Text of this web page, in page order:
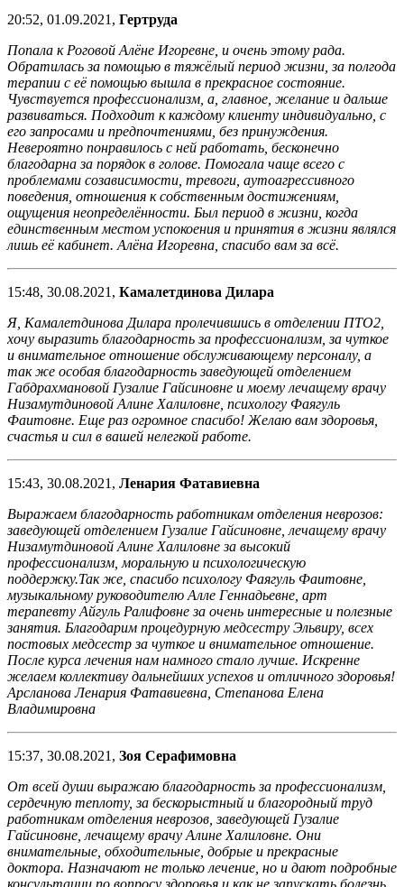
20:52, 01.09.2021, Гертруда
Попала к Роговой Алёне Игоревне, и очень этому рада.
Обратилась за помощью в тяжёлый период жизни, за полгода
терапии с её помощью вышла в прекрасное состояние.
Чувствуется профессионализм, а, главное, желание и дальше
развиваться. Подходит к каждому клиенту индивидуально, с
его запросами и предпочтениями, без принуждения.
Невероятно понравилось с ней работать, бесконечно
благодарна за порядок в голове. Помогала чаще всего с
проблемами созависимости, тревоги, аутоагрессивного
поведения, отношения к собственным достижениям,
ощущения неопределённости. Был период в жизни, когда
единственным местом успокоения и принятия в жизни являлся
лишь её кабинет. Алёна Игоревна, спасибо вам за всё.
15:48, 30.08.2021, Камалетдинова Дилара
Я, Камалетдинова Дилара пролечившись в отделении ПТО2,
хочу выразить благодарность за профессионализм, за чуткое
и внимательное отношение обслуживающему персоналу, а
так же особая благодарность заведующей отделением
Габдрахмановой Гузалие Гайсиновне и моему лечащему врачу
Низамутдиновой Алине Халиловне, психологу Фаягуль
Фаитовне. Еще раз огромное спасибо! Желаю вам здоровья,
счастья и сил в вашей нелегкой работе.
15:43, 30.08.2021, Ленария Фатавиевна
Выражаем благодарность работникам отделения неврозов:
заведующей отделением Гузалие Гайсиновне, лечащему врачу
Низамутдиновой Алине Халиловне за высокий
профессионализм, моральную и психологическую
поддержку.Так же, спасибо психологу Фаягуль Фаитовне,
музыкальному руководителю Алле Геннадьевне, арт
терапевту Айгуль Ралифовне за очень интересные и полезные
занятия. Благодарим процедурную медсестру Эльвиру, всех
постовых медсестр за чуткое и внимательное отношение.
После курса лечения нам намного стало лучше. Искренне
желаем коллективу дальнейших успехов и отличного здоровья!
Арсланова Ленария Фатавиевна, Степанова Елена
Владимировна
15:37, 30.08.2021, Зоя Серафимовна
От всей души выражаю благодарность за профессионализм,
сердечную теплоту, за бескорыстный и благородный труд
работникам отделения неврозов, заведующей Гузалие
Гайсиновне, лечащему врачу Алине Халиловне. Они
внимательные, обходительные, добрые и прекрасные
доктора. Назначают не только лечение, но и дают подробные
консультации по вопросу здоровья и как не запускать болезнь,